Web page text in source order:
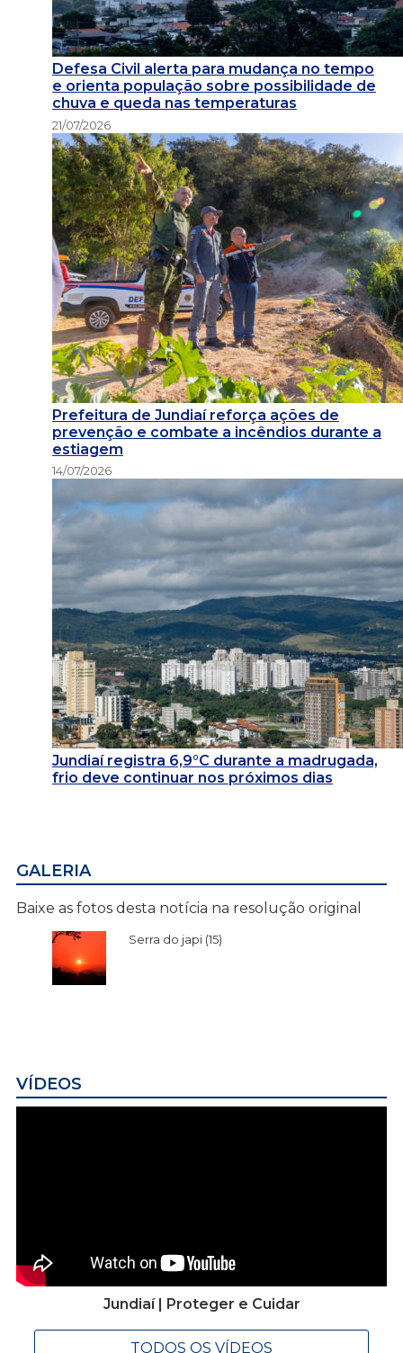
Defesa Civil alerta para mudança no tempo
e orienta população sobre possibilidade de
chuva e queda nas temperaturas
21/07/2026
Prefeitura de Jundiaí reforça ações de
prevenção e combate a incêndios durante a
estiagem
14/07/2026
Jundiaí registra 6,9°C durante a madrugada,
frio deve continuar nos próximos dias
GALERIA
Baixe as fotos desta notícia na resolução original
Serra do japi (15)
VÍDEOS
Jundiaí | Proteger e Cuidar
TODOS OS VÍDEOS